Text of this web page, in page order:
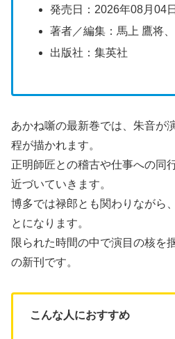
発売日：2026年08月04日
著者／編集：馬上 鷹将
出版社：集英社
あかね噺の最新巻では、朱音が
程が描かれます。
正明師匠との稽古や仕事への同
近づいていきます。
博多では禄郎とも関わりながら
とになります。
限られた時間の中で演目の核を
の新刊です。
こんな人におすすめ